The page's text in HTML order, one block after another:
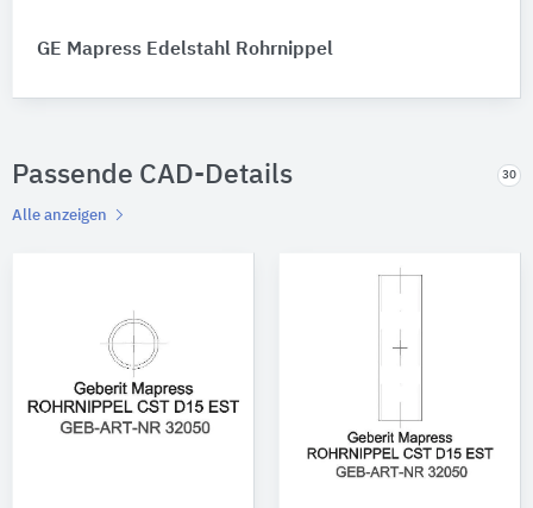
GE Mapress Edelstahl Rohrnippel
Passende CAD-Details 30
Alle anzeigen